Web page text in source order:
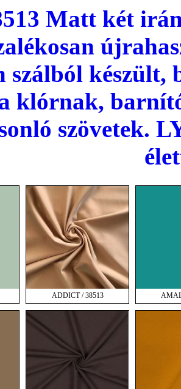
Matt két
szálból készült,
klórnak,
szövetek.
ADDICT / 38513